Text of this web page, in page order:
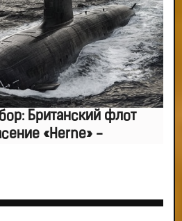
Британский флот
«Herne» -